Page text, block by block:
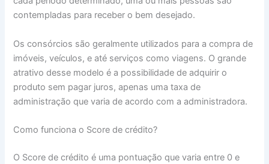
contempladas para receber o bem desejado.
Os consórcios são geralmente utilizados para a compra de
imóveis, veículos, e até serviços como viagens. O grande
atrativo desse modelo é a possibilidade de adquirir o
produto sem pagar juros, apenas uma taxa de
administração que varia de acordo com a administradora.
Como funciona o Score de crédito?
O Score de crédito é uma pontuação que varia entre 0 e